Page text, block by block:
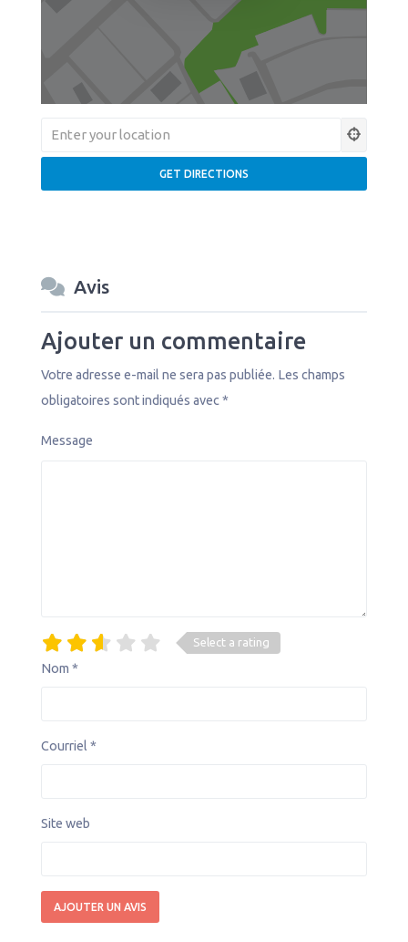
Avis
Ajouter un commentaire
Votre adresse e-mail ne sera pas publiée. Les champs
obligatoires sont indiqués avec *
Message
Select a rating
Nom *
Courriel *
Site web